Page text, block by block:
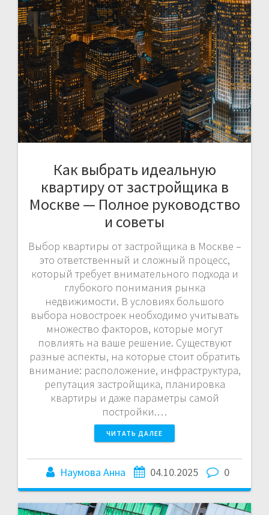
Как выбрать идеальную
квартиру от застройщика в
Москве — Полное руководство
и советы
Выбор квартиры от застройщика в Москве –
это ответственный и сложный процесс,
который требует внимательного подхода и
глубокого понимания рынка
недвижимости. В условиях большого
выбора новостроек необходимо учитывать
множество факторов, которые могут
повлиять на ваше решение. Существуют
разные аспекты, на которые стоит обратить
внимание: расположение, инфраструктура,
репутация застройщика, планировка
квартиры и даже параметры самой
постройки.…
ЧИТАТЬ ДАЛЕЕ
Наумова Анна 04.10.2025 0